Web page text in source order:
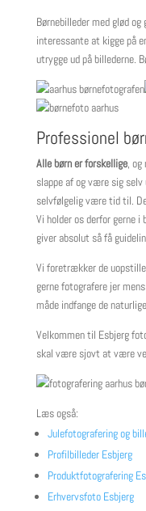
Børnebilleder med glød
interessante at kigge på
utrygge ud på billederne.
Professionel
Alle børn er forskellige, og
slappe af og være sig selv
selvfølgelig være tid til.
Vi holder os derfor gerne i
giver absolut så få
Vi foretrækker de
gerne fotografere jer
måde indfange de
Velkommen til Esbjerg
skal være sjovt at være
Læs også:
Julefotografering og
Profilbilleder Esbjerg
Produktfotografering
Erhvervsfoto Esbjerg